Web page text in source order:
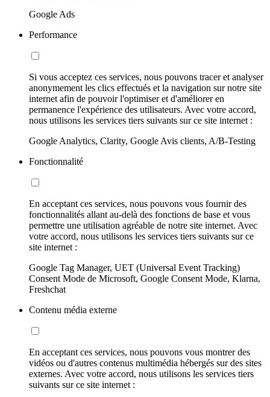
Google Ads
Performance
Si vous acceptez ces services, nous pouvons tracer et analyser
anonymement les clics effectués et la navigation sur notre site
internet afin de pouvoir l'optimiser et d'améliorer en
permanence l'expérience des utilisateurs. Avec votre accord,
nous utilisons les services tiers suivants sur ce site internet :
Google Analytics, Clarity, Google Avis clients, A/B-Testing
Fonctionnalité
En acceptant ces services, nous pouvons vous fournir des
fonctionnalités allant au-delà des fonctions de base et vous
permettre une utilisation agréable de notre site internet. Avec
votre accord, nous utilisons les services tiers suivants sur ce
site internet :
Google Tag Manager, UET (Universal Event Tracking)
Consent Mode de Microsoft, Google Consent Mode, Klarna,
Freshchat
Contenu média externe
En acceptant ces services, nous pouvons vous montrer des
vidéos ou d'autres contenus multimédia hébergés sur des sites
externes. Avec votre accord, nous utilisons les services tiers
suivants sur ce site internet :